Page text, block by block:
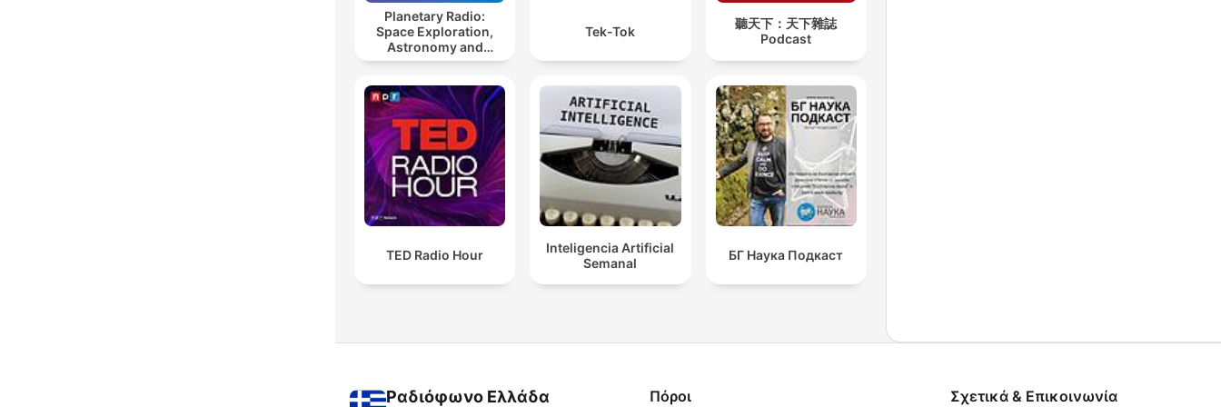
Planetary Radio:
Space Exploration,
Astronomy and
Science
Tek-Tok
聽天下：天下雜誌
Podcast
TED Radio Hour
Inteligencia Artificial
Semanal
БГ Наука Подкаст
Ραδιόφωνο Ελλάδα Πόροι Σχετικά & Επικοινωνία